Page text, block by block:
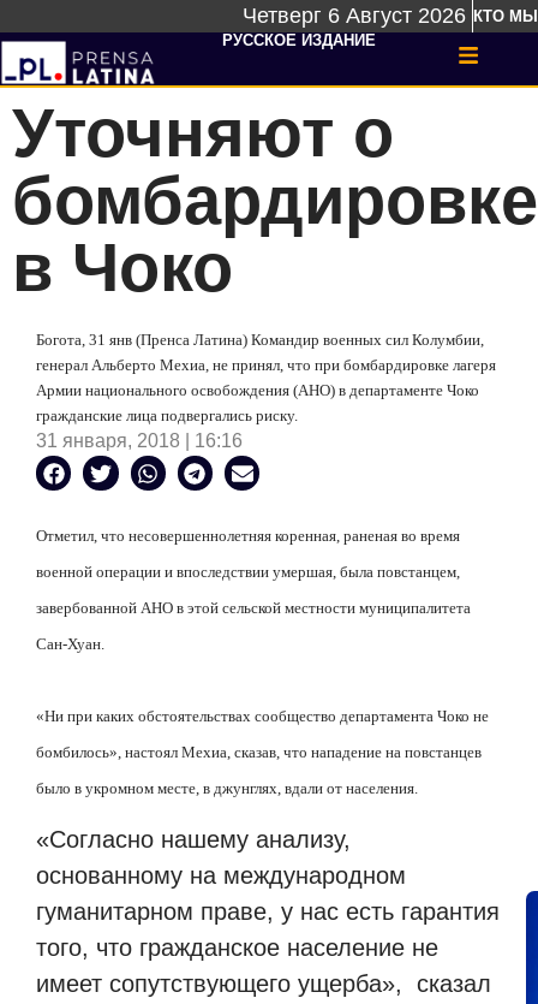
Четверг 6 Август 2026 КТО МЫ
РУССКОЕ ИЗДАНИЕ
Уточняют о
бомбардировке
в Чоко
Богота, 31 янв (Пренса Латина) Командир военных сил Колумбии,
генерал Альберто Мехиа, не принял, что при бомбардировке лагеря
Армии национального освобождения (АНО) в департаменте Чоко
гражданские лица подвергались риску.
31 января, 2018 | 16:16
Отметил, что несовершеннолетняя коренная, раненая во время
военной операции и впоследствии умершая, была повстанцем,
завербованной АНО в этой сельской местности муниципалитета
Сан-Хуан.
«Ни при каких обстоятельствах сообщество департамента Чоко не
бомбилось», настоял Мехиа, сказав, что нападение на повстанцев
было в укромном месте, в джунглях, вдали от населения.
«Согласно нашему анализу,
основанному на международном
гуманитарном праве, у нас есть гарантия
того, что гражданское население не
имеет сопутствующего ущерба»,
сказал